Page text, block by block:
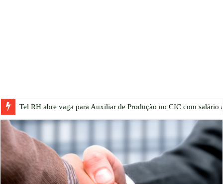
Tel RH abre vaga para Auxiliar de Produção no CIC com salário